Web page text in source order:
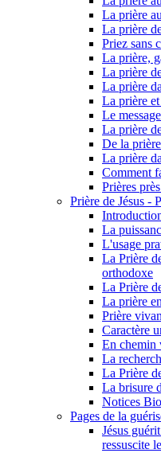
La prière
La prière
Priez sans
La prière,
La prière
La prière
La prière
Le
La prière
De la
La prière
Comment
Prières
Prière de Jésus -
La
L'usage
La Prière
orthodoxe
La Prière
La prière
Prière
Caractère
En chemin
La
La Prière
La brisure
Notices
Pages de la
Jésus
ressuscite